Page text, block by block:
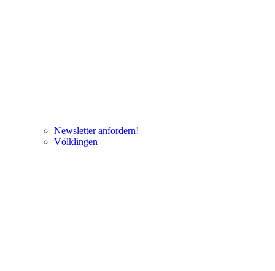
Newsletter anfordern!
Völklingen